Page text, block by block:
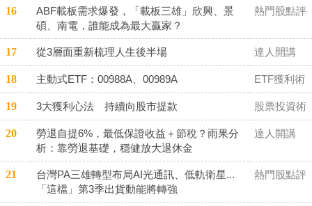
16
ABF載板需求爆發，「載板三雄」欣興、景
碩、南電，誰能成為最大贏家？
熱門股點評
17 從3層面重新梳理人生後半場 達人開講
18 主動式ETF：00988A、00989A ETF獲利術
19 3大獲利心法 持續向股市提款 股票投資術
20
勞退自提6%，最低保證收益＋節稅？雨果分
析：靠勞退基礎，穩健放大退休金
達人開講
21
台灣PA三雄轉型布局AI光通訊、低軌衛星...
「這檔」第3季出貨動能將轉強
熱門股點評